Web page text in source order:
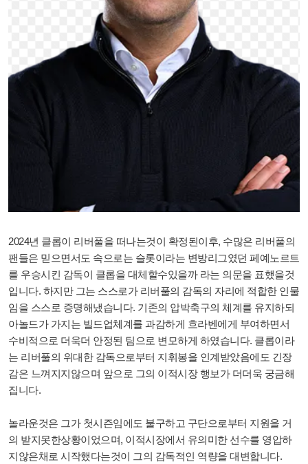
2024년 클롭이 리버풀을 떠나는것이 확정된이후, 수많은 리버풀의
팬들은 믿으면서도 속으로는 슬롯이라는 변방리그였던 페예노르트
를 우승시킨 감독이 클롭을 대체할수있을까 라는 의문을 표했을것
입니다. 하지만 그는 스스로가 리버풀의 감독의 자리에 적합한 인물
임을 스스로 증명해냈습니다. 기존의 압박축구의 체계를 유지하되
아놀드가 가지는 빌드업체계를 과감하게 흐라벤에게 부여하면서
수비적으로 더욱더 안정된 팀으로 변모하게 하였습니다. 클롭이라
는 리버풀의 위대한 감독으로부터 지휘봉을 인계받았음에도 긴장
감은 느껴지지않으며 앞으로 그의 이적시장 행보가 더더욱 궁금해
집니다.
놀라운것은 그가 첫시즌임에도 불구하고 구단으로부터 지원을 거
의 받지못한상황이었으며, 이적시장에서 유의미한 선수를 영압하
지않은채로 시작했다는것이 그의 감독적인 역량을 대변합니다.